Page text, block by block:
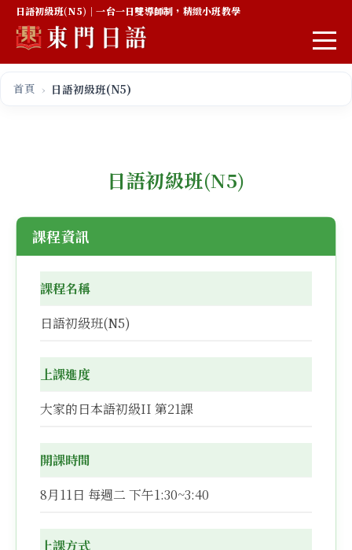
日語初級班(N5)｜一台一日雙導師制，精緻小班教學
首頁 日語初級班(N5)
日語初級班(N5)
課程資訊
課程名稱
日語初級班(N5)
上課進度
大家的日本語初級II 第21課
開課時間
8月11日 每週二 下午1:30~3:40
上課方式